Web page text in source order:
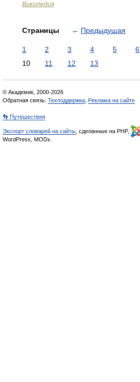
Википедия
Страницы ← Предыдущая
1 2 3 4 5 6
10
11 12 13
© Академик, 2000-2026
Обратная связь: Техподдержка Реклама на сайте
👣 Путешествия
Экспорт словарей на сайты , сделанные на PHP,
WordPress, MODx.